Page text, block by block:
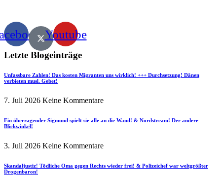
Youtube
Letzte Blogeinträge
Unfassbare Zahlen! Das kosten Migranten uns wirklich! +++ Durchsetzung! Dänen
verbieten musl. Gebet!
7. Juli 2026 Keine Kommentare
Ein überragender Sigmund spielt sie alle an die Wand! & Nordstream! Der andere
Blickwinkel!
3. Juli 2026 Keine Kommentare
Skandaljustiz! Tödliche Oma gegen Rechts wieder frei! & Polizeichef war weltgrößter
Drogenbaron!